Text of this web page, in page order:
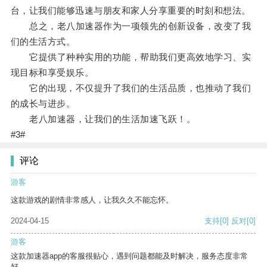
台，让我们能够迅速与朋友和家人分享重要的时刻和想法。
总之，老八加速器作为一项领先的创新设备，改变了我
们的生活方式。
它提供了种种实用的功能，帮助我们更高效地学习、实
现目标和享受娱乐。
它的出现，不仅提升了我们的生活品质，也推动了我们
的成长与进步。
老八加速器，让我们的生活加速飞跃！。
#3#
评论
游客
这款游戏的剧情非常感人，让我久久不能忘怀。
2024-04-15 支持[0] 反对[0]
游客
这款加速器app的客服很贴心，遇到问题都能及时解决，服务态度非常